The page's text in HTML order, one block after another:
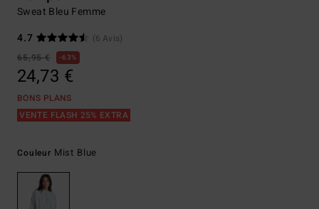
Sweat Bleu Femme
4.7
(6 Avis)
65,95 €
63%
24,73 €
BONS PLANS
VENTE FLASH 25% EXTRA
Couleur Mist Blue